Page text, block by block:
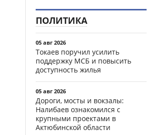
ПОЛИТИКА
05 авг 2026
Токаев поручил усилить
поддержку МСБ и повысить
доступность жилья
05 авг 2026
Дороги, мосты и вокзалы:
Налибаев ознакомился с
крупными проектами в
Актюбинской области